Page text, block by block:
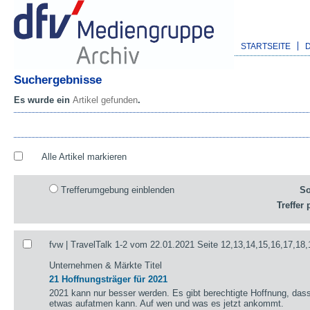
STARTSEITE
Suchergebnisse
Es wurde ein Artikel gefunden.
Alle Artikel markieren
Trefferumgebung einblenden
Treffer
fvw | TravelTalk 1-2 vom 22.01.2021 Seite
Unternehmen & Märkte Titel
21 Hoffnungsträger für 2021
2021 kann nur besser werden. Es gibt berechtigte Hoffnung,
etwas aufatmen kann. Auf wen und was es jetzt ankommt.